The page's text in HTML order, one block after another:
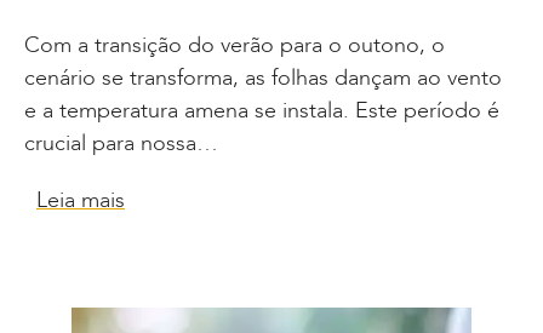
Com a transição do verão para o outono, o
cenário se transforma, as folhas dançam ao vento
e a temperatura amena se instala. Este período é
crucial para nossa…
Leia mais